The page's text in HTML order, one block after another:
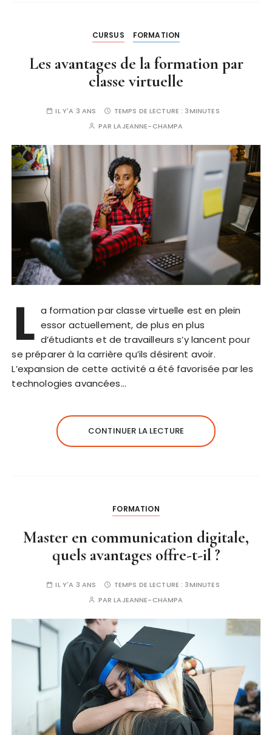
CURSUS FORMATION
Les avantages de la formation par
classe virtuelle
IL Y'A 3 ANS TEMPS DE LECTURE : 3MINUTES
PARLAJEANNE-CHAMPA
L a formation par classe virtuelle est en plein
essor actuellement, de plus en plus
d’étudiants et de travailleurs s’y lancent pour
se préparer à la carrière qu’ils désirent avoir.
L’expansion de cette activité a été favorisée par les
technologies avancées…
CONTINUER LA LECTURE
FORMATION
Master en communication digitale,
quels avantages offre-t-il ?
IL Y'A 3 ANS TEMPS DE LECTURE : 3MINUTES
PARLAJEANNE-CHAMPA